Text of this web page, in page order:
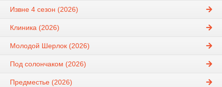
Извне 4 сезон (2026)
Клиника (2026)
Молодой Шерлок (2026)
Под солончаком (2026)
Предместье (2026)